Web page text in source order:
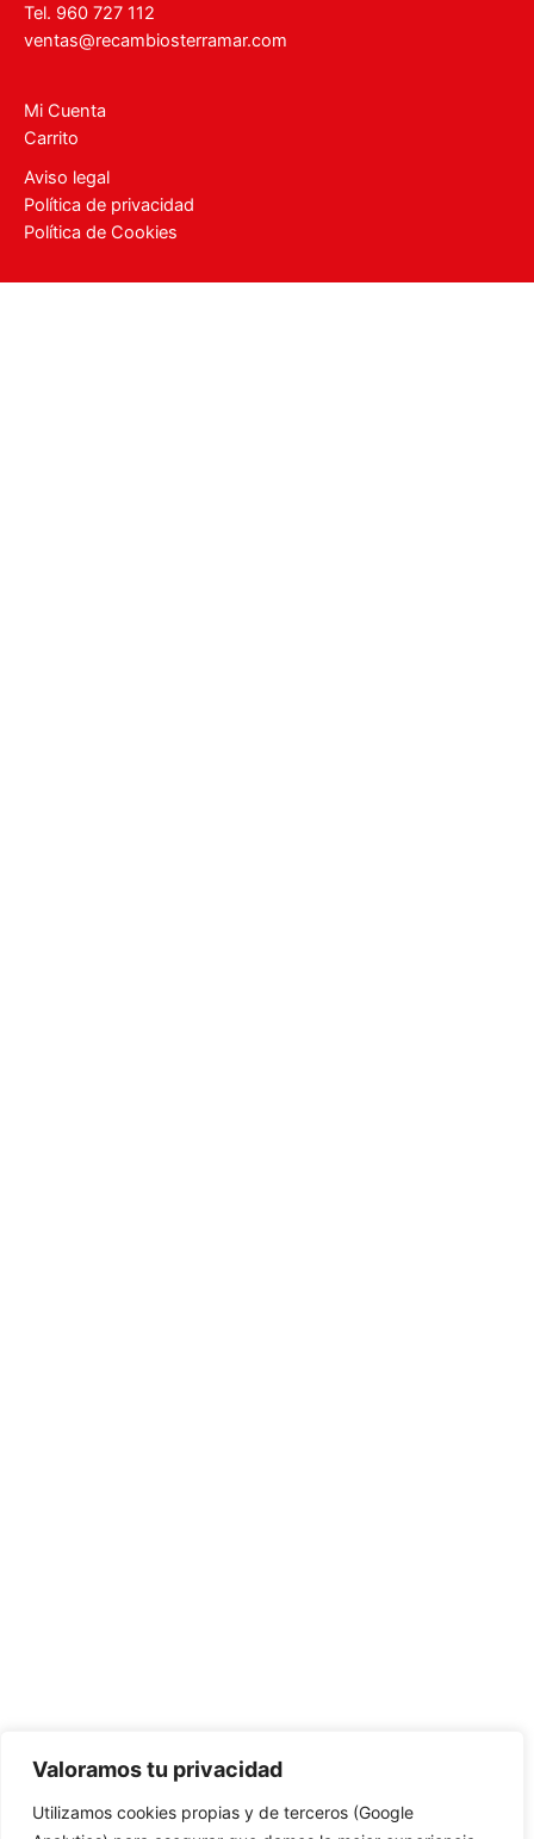
Valoramos tu privacidad
Utilizamos cookies propias y de terceros (Google
Tel. 960 727 112
ventas@recambiosterramar.com
Mi Cuenta
Carrito
Aviso legal
Política de privacidad
Política de Cookies